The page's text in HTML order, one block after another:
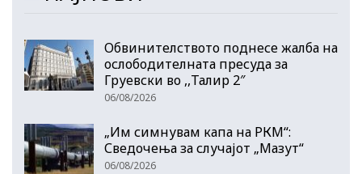
Обвинителството поднесе жалба на
ослободителната пресуда за
Груевски во ,,Талир 2″
06/08/2026
„Им симнувам капа на РКМ“:
Сведочења за случајот „Мазут“
06/08/2026